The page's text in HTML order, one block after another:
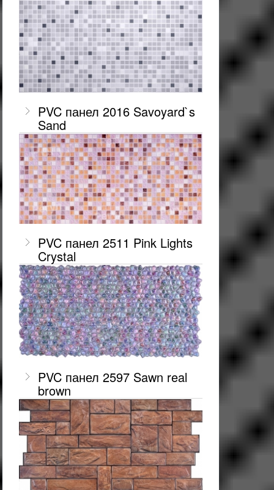
PVC панел 2016 Savoyard`s
Sand
PVC панел 2511 Pink Lights
Crystal
PVC панел 2597 Sawn real
brown